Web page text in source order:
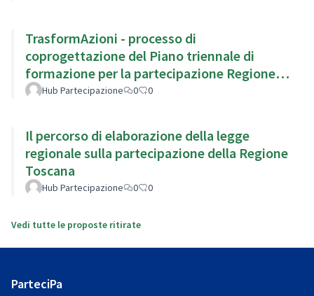
TrasformAzioni - processo di
coprogettazione del Piano triennale di
formazione per la partecipazione Regione
Emilia Romagna
Hub Partecipazione 0 0
Il percorso di elaborazione della legge
regionale sulla partecipazione della Regione
Toscana
Hub Partecipazione 0 0
Vedi tutte le proposte ritirate
ParteciPa